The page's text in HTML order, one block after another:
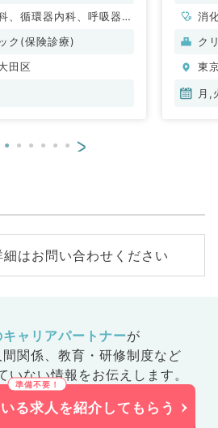
、循環器内科、呼吸器内
器内科、内分泌・代謝内
ク(保険診療)
田区
消
肛
ク
東
月,
>
細はお問い合わせください
ャリアパートナーが
関係、 教育・研修制度など
いない情報をお伝えします。
る求人を紹介してもらう